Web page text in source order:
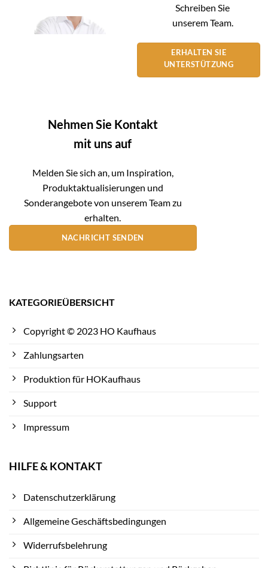
Schreiben Sie
unserem Team.
ERHALTEN SIE
UNTERSTÜTZUNG
Nehmen Sie Kontakt
mit uns auf
Melden Sie sich an, um Inspiration,
Produktaktualisierungen und
Sonderangebote von unserem Team zu
erhalten.
NACHRICHT SENDEN
KATEGORIEÜBERSICHT
Copyright © 2023 HO Kaufhaus
Zahlungsarten
Produktion für HOKaufhaus
Support
Impressum
HILFE & KONTAKT
Datenschutzerklärung
Allgemeine Geschäftsbedingungen
Widerrufsbelehrung